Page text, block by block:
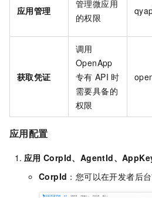
应用管理
管理微应用
的权限
获取凭证
调用
OpenApp
专有 API 时
需要具备的
权限
应用配置
应用 CorpId、AgentId、
CorpId ：您可以在开发者后台